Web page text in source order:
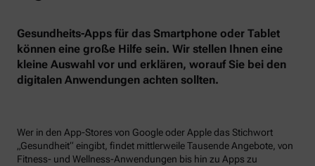
Gesundheits-Apps für das Smartphone oder Tablet
können eine große Hilfe sein. Wir stellen Ihnen eine
kleine Auswahl vor und erklären, worauf Sie bei den
digitalen Anwendungen achten sollten.
Wer in den App-Stores von Google oder Apple das Stichwort
„Gesundheit“ eingibt, findet mittlerweile Tausende Angebote, von
Fitness- und Wellness-Anwendungen bis hin zu Apps zu